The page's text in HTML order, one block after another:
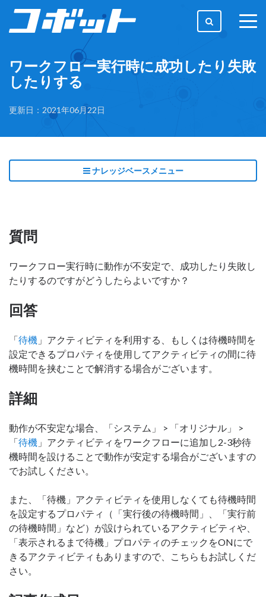
ワークフロー実行時に成功したり失敗
したりする
更新日：2021年06月22日
ナレッジベースメニュー
質問
ワークフロー実行時に動作が不安定で、成功したり失敗し
たりするのですがどうしたらよいですか？
回答
「待機 」アクティビティを利用する、もしくは待機時間を
設定できるプロパティを使用してアクティビティの間に待
機時間を挟むことで解消する場合がございます。
詳細
動作が不安定な場合、「システム」 > 「オリジナル」 >
「待機 」アクティビティをワークフローに追加し2-3秒待
機時間を設けることで動作が安定する場合がございますの
でお試しください。
また、「待機」アクティビティを使用しなくても待機時間
を設定するプロパティ（「実行後の待機時間」、「実行前
の待機時間」など）が設けられているアクティビティや、
「表示されるまで待機」プロパティのチェックをONにで
きるアクティビティもありますので、こちらもお試しくだ
さい。